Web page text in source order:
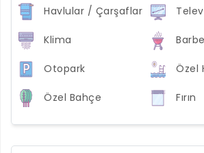
Havlular / Çarşaflar
Klima
Otopark Özel
Özel Bahçe Fırın